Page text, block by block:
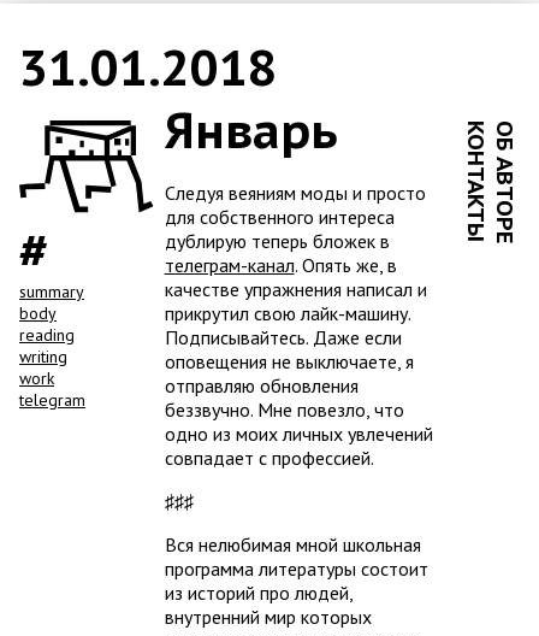
ОБ АВТОРЕ
КОНТАКТЫ
summary
body
reading
writing
work
telegram
31.01.2018
Январь
Следуя веяниям моды и просто
для собственного интереса
дублирую теперь бложек в
телеграм-канал. Опять же, в
качестве упражнения написал и
прикрутил свою лайк-машину.
Подписывайтесь. Даже если
оповещения не выключаете, я
отправляю обновления
беззвучно. Мне повезло, что
одно из моих личных увлечений
совпадает с профессией.
♯♯♯
Вся нелюбимая мной школьная
программа литературы состоит
из историй про людей,
внутренний мир которых